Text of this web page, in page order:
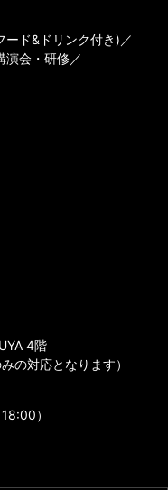
ード&ドリンク付き)
演会・研修
4階
の対応となります）
）